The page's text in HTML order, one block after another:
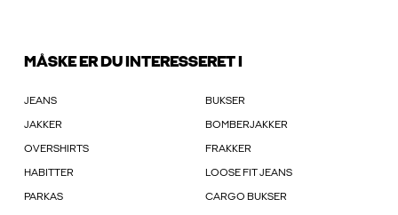
MÅSKE ER DU INTERESSERET I
JEANS BUKSER
JAKKER BOMBERJAKKER
OVERSHIRTS FRAKKER
HABITTER LOOSE FIT JEANS
PARKAS CARGO BUKSER